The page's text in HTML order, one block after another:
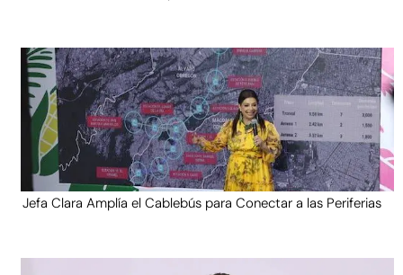
Jefa Clara Amplía el Cablebús para Conectar a las Periferias